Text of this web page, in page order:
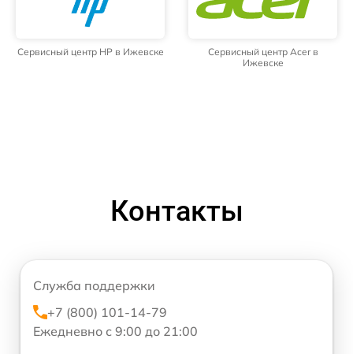
Сервисный центр HP в Ижевске
Сервисный центр Acer в
Ижевске
Контакты
Служба поддержки
+7 (800) 101-14-79
Ежедневно с 9:00 до 21:00